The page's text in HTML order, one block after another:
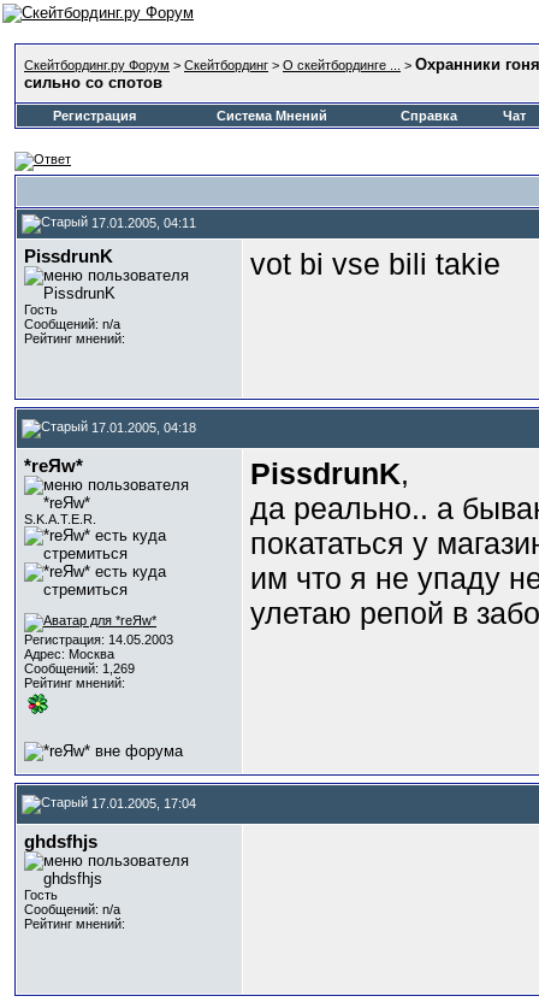
Скейтбординг.ру Форум > Скейтбординг > О скейтбординге ... > Охранники
сильно со спотов
Регистрация Система Мнений Справка Чат
17.01.2005, 04:11
PissdrunK
Гость
Сообщений: n/a
Рейтинг мнений:
vot bi vse bili takie
17.01.2005, 04:18
*reЯw*
S.K.A.T.E.R.
Регистрация: 14.05.2003
Адрес: Москва
Сообщений: 1,269
Рейтинг мнений:
PissdrunK,
да реально.. а
покататься у
им что я не упаду
улетаю репой в
17.01.2005, 17:04
ghdsfhjs
Гость
Сообщений: n/a
Рейтинг мнений: